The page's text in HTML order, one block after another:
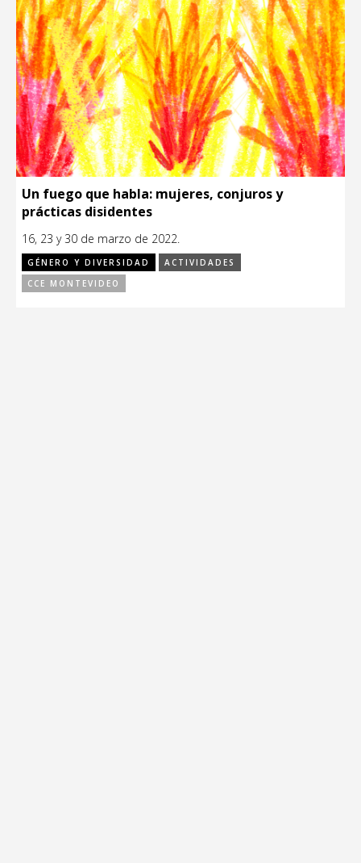
Un fuego que habla: mujeres, conjuros y
prácticas disidentes
16, 23 y 30 de marzo de 2022.
GÉNERO Y DIVERSIDAD
ACTIVIDADES
CCE MONTEVIDEO